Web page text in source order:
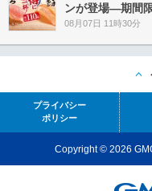
ンが登場―期間
08月07日 11時30分
プライバシー
ポリシー
Copyright © 2026